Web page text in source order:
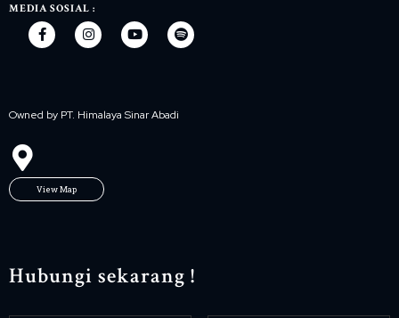
MEDIA SOSIAL :
Owned by PT. Himalaya Sinar Abadi
View Map
Hubungi sekarang !